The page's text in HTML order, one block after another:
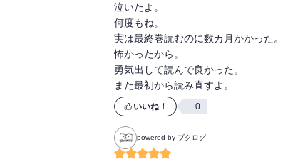
泣いたよ。
何度もね。
実は最終巻読むのに数カ月かかった。
怖かったから。
勇気出して読んで良かった。
また最初から読み直すよ。
いいね！ 0
powered by ブクログ